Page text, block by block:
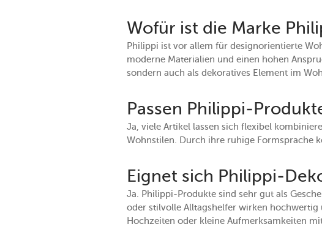
Wofür ist die Marke
Philippi ist vor allem für designorientierte
moderne Materialien und einen hohen
sondern auch als dekoratives Element im
Passen Philippi-
Ja, viele Artikel lassen sich flexibel
Wohnstilen. Durch ihre ruhige Formsprache
Eignet sich Philippi-
Ja. Philippi-Produkte sind sehr gut als
oder stilvolle Alltagshelfer wirken hochwertig
Hochzeiten oder kleine Aufmerksamkeiten